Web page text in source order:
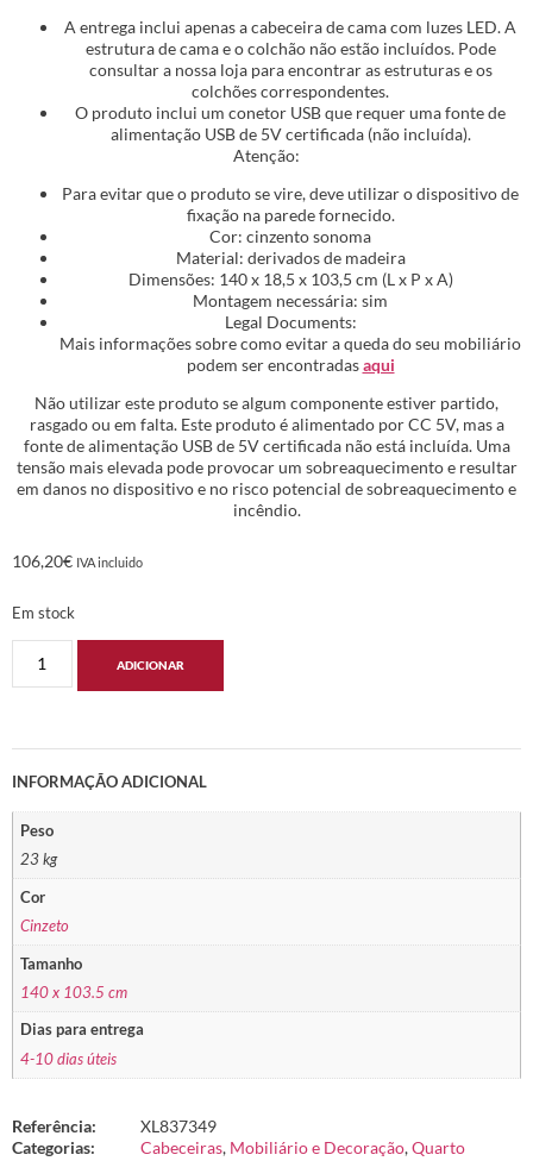
A entrega inclui apenas a cabeceira de cama com luzes LED. A
estrutura de cama e o colchão não estão incluídos. Pode
consultar a nossa loja para encontrar as estruturas e os
colchões correspondentes.
O produto inclui um conetor USB que requer uma fonte de
alimentação USB de 5V certificada (não incluída).
Atenção:
Para evitar que o produto se vire, deve utilizar o dispositivo de
fixação na parede fornecido.
Cor: cinzento sonoma
Material: derivados de madeira
Dimensões: 140 x 18,5 x 103,5 cm (L x P x A)
Montagem necessária: sim
Legal Documents:
Mais informações sobre como evitar a queda do seu mobiliário
podem ser encontradasaqui
Não utilizar este produto se algum componente estiver partido,
rasgado ou em falta. Este produto é alimentado por CC 5V, mas a
fonte de alimentação USB de 5V certificada não está incluída. Uma
tensão mais elevada pode provocar um sobreaquecimento e resultar
em danos no dispositivo e no risco potencial de sobreaquecimento e
incêndio.
106,20€ IVA incluido
Em stock
ADICIONAR
INFORMAÇÃO ADICIONAL
Peso
23 kg
Cor
Cinzeto
Tamanho
140 x 103.5 cm
Dias para entrega
4-10 dias úteis
Referência:
XL837349
Categorias:
Cabeceiras, Mobiliário e Decoração,Quarto